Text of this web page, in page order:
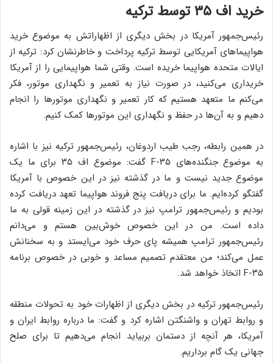
خرید اف ۳۵ توسط ترکیه
رئیس‌جمهور آمریکا در بخش دیگری از اظهاراتش به موضوع خرید
هواپیماهای آمریکایی توسط ترکیه پرداخت و خاطرنشان کرد: ترکیه از
ایالات متحده هواپیما خریده است. وقتی شما هواپیمایی را از آمریکا
خریداری می‌کنید، در صورت نیاز به تعمیر و نگهداری موتور، فکر
می‌کنم ما متعهد هستیم که کار تعمیر و نگهداری موتورها را انجام
دهیم و به آن‌ها در حفظ و نگهداری این موتورها کمک کنیم.
در همین رابطه، رجب طیب اردوغان، رئیس‌جمهور ترکیه نیز با اشاره
به موضوع جنگنده‌های F-۳۵ گفت: موضوع اف ۳۵ برای ما یک
موضوع جدید نیست و ما در گذشته نیز در این خصوص با آمریکا
گفتگو کرده‌ایم. ما برای دریافت پنج فروند هواپیما تعهد دریافت کرده
بودیم و رئیس‌جمهور ترامپ نیز در گذشته در این زمینه قولی به ما
داده است. من در این خصوص خوش‌بین هستم و می‌دانم
رئیس‌جمهور ترامپ همیشه پای حرف خود می‌ایستد و به سخنانش
عمل می‌کند؛ من معتقدم تصمیم مساعد و خوبی در خصوص برنامه
F-۳۵ اتخاذ خواهد شد.
رئیس‌جمهور ترکیه در بخش دیگری از اظهارات خود به تحولات منطقه
و روابط تهران و واشنگتن اشاره کرد و گفت: ما درباره روابط ایران و
آمریکا، هر آنچه از دستمان بربیاید انجام می‌دهیم تا برای صلح
جهانی یک گام برداریم.